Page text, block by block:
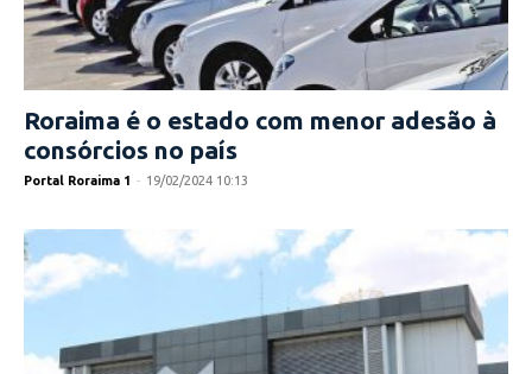
Roraima é o estado com menor adesão à
consórcios no país
Portal Roraima 1 - 19/02/2024 10:13